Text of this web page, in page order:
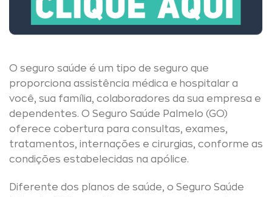
O seguro saúde é um tipo de seguro que
proporciona assistência médica e hospitalar a
você, sua família, colaboradores da sua empresa e
dependentes. O Seguro Saúde Palmelo (GO)
oferece cobertura para consultas, exames,
tratamentos, internações e cirurgias, conforme as
condições estabelecidas na apólice.
Diferente dos planos de saúde, o Seguro Saúde